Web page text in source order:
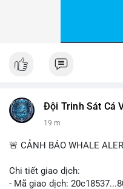
Đội Trinh Sát Cá
19 m
🚨 CẢNH BÁO WHALE
Chi tiết giao dịch:
- Mã giao dịch: